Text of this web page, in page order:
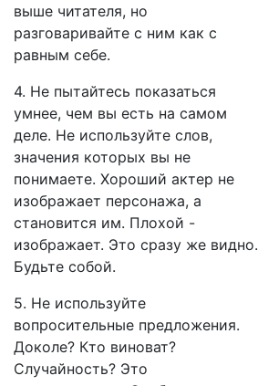
выше читателя, но
разговаривайте с ним как с
равным себе.
4. Не пытайтесь показаться
умнее, чем вы есть на самом
деле. Не используйте слов,
значения которых вы не
понимаете. Хороший актер не
изображает персонажа, а
становится им. Плохой -
изображает. Это сразу же видно.
Будьте собой.
5. Не используйте
вопросительные предложения.
Доколе? Кто виноват?
Случайность? Это